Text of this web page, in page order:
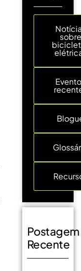
sobre
Postagem
Recente